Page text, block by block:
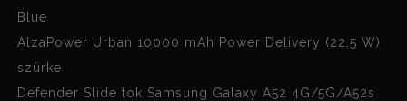
Blue
AlzaPower Urban 10000 mAh Power Delivery (22,5 W)
szürke
Defender Slide tok Samsung Galaxy A52 4G/5G/A52s